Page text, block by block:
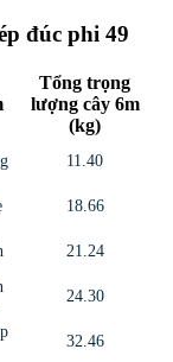
đúc phi 49
Tổng trọng
lượng cây 6m
(kg)
11.40
18.66
21.24
24.30
32.46